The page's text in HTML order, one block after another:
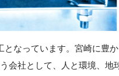
となっています。宮崎に豊か
会社として、人と環境、地